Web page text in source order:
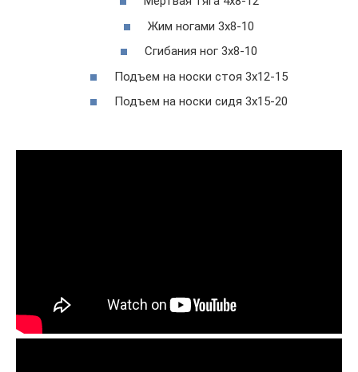
Жим ногами 3х8-10
Сгибания ног 3х8-10
Подъем на носки стоя 3х12-15
Подъем на носки сидя 3х15-20